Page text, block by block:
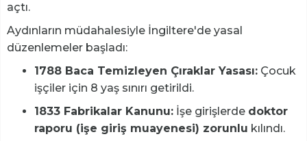
açtı.
Aydınların müdahalesiyle İngiltere'de yasal
düzenlemeler başladı:
1788 Baca Temizleyen Çıraklar Yasası: Çocuk
işçiler için 8 yaş sınırı getirildi.
1833 Fabrikalar Kanunu: İşe girişlerde doktor
raporu (işe giriş muayenesi) zorunlu kılındı.